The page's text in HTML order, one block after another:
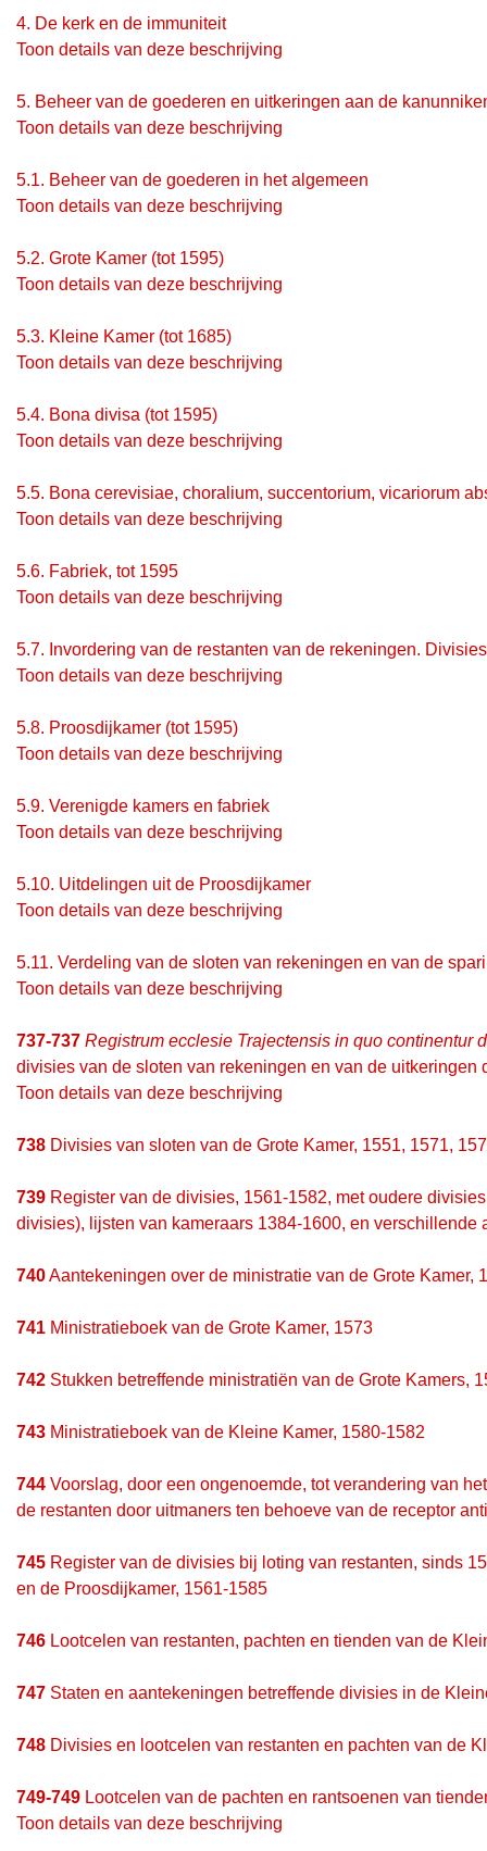
4. De kerk en de immuniteit
Toon details van deze beschrijving
5. Beheer van de goederen en uitkeringen aan de
Toon details van deze beschrijving
5.1. Beheer van de goederen in het algemeen
Toon details van deze beschrijving
5.2. Grote Kamer (tot 1595)
Toon details van deze beschrijving
5.3. Kleine Kamer (tot 1685)
Toon details van deze beschrijving
5.4. Bona divisa (tot 1595)
Toon details van deze beschrijving
5.5. Bona cerevisiae, choralium, succentorium, vicariorum
Toon details van deze beschrijving
5.6. Fabriek, tot 1595
Toon details van deze beschrijving
5.7. Invordering van de restanten van de rekeningen.
Toon details van deze beschrijving
5.8. Proosdijkamer (tot 1595)
Toon details van deze beschrijving
5.9. Verenigde kamers en fabriek
Toon details van deze beschrijving
5.10. Uitdelingen uit de Proosdijkamer
Toon details van deze beschrijving
5.11. Verdeling van de sloten van rekeningen en van de
Toon details van deze beschrijving
737-737 Registrum ecclesie Trajectensis in quo continentur
divisies van de sloten van rekeningen en van de uitkeringen
Toon details van deze beschrijving
738 Divisies van sloten van de Grote Kamer, 1551, 1571,
739 Register van de divisies, 1561-1582, met oudere
divisies), lijsten van kameraars 1384-1600, en
740Aantekeningen over de ministratie van de Grote Kamer,
741 Ministratieboek van de Grote Kamer, 1573
742 Stukken betreffende ministratiën van de Grote Kamers,
743 Ministratieboek van de Kleine Kamer, 1580-1582
744 Voorslag, door een ongenoemde, tot verandering van
de restanten door uitmaners ten behoeve van de receptor
745 Register van de divisies bij loting van restanten, sinds
en de Proosdijkamer, 1561-1585
746 Lootcelen van restanten, pachten en tienden van de
747 Staten en aantekeningen betreffende divisies in de
748 Divisies en lootcelen van restanten en pachten van de
749-749 Lootcelen van de pachten en rantsoenen van
Toon details van deze beschrijving